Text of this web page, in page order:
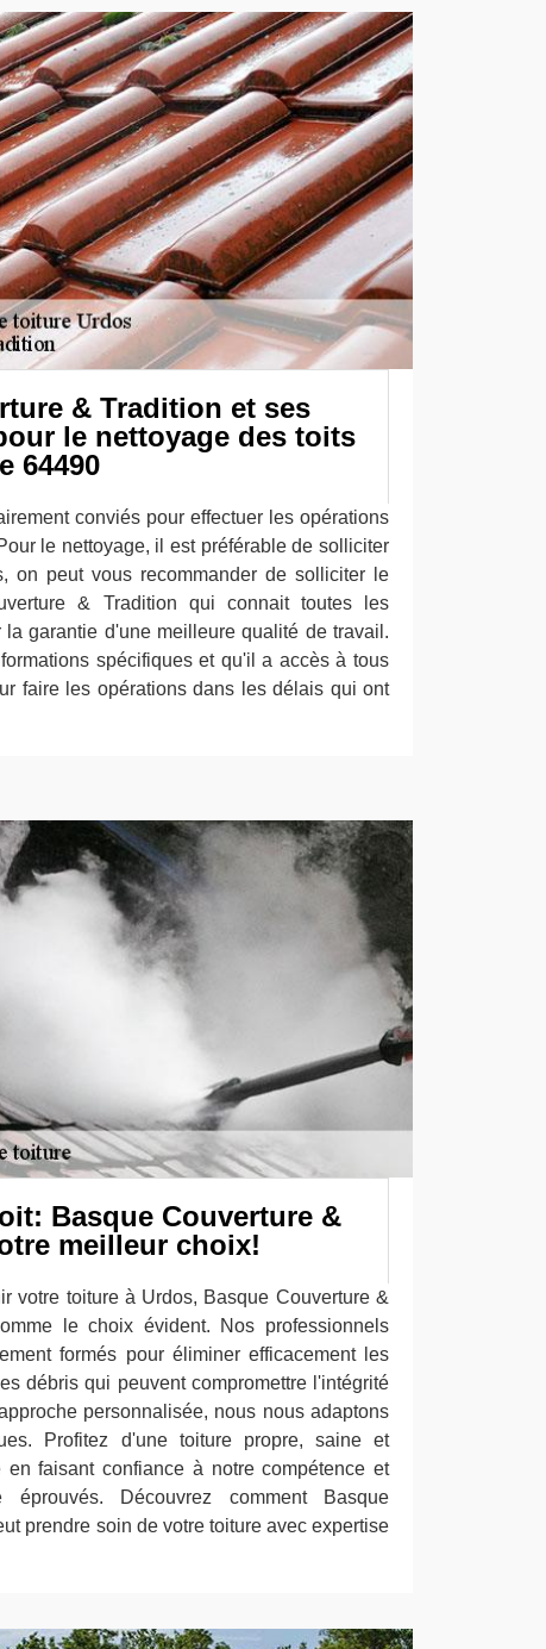
& Tradition et ses
le nettoyage des toits
64490
conviés pour effectuer les opérations
le nettoyage, il est préférable de solliciter
on peut vous recommander de solliciter le
& Tradition qui connait toutes les
la garantie d'une meilleure qualité de travail.
spécifiques et qu'il a accès à tous
faire les opérations dans les délais qui ont
Basque Couverture &
meilleur choix!
votre toiture à Urdos, Basque Couverture &
le choix évident. Nos professionnels
formés pour éliminer efficacement les
débris qui peuvent compromettre l'intégrité
personnalisée, nous nous adaptons
Profitez d'une toiture propre, saine et
en faisant confiance à notre compétence et
éprouvés. Découvrez comment Basque
prendre soin de votre toiture avec expertise